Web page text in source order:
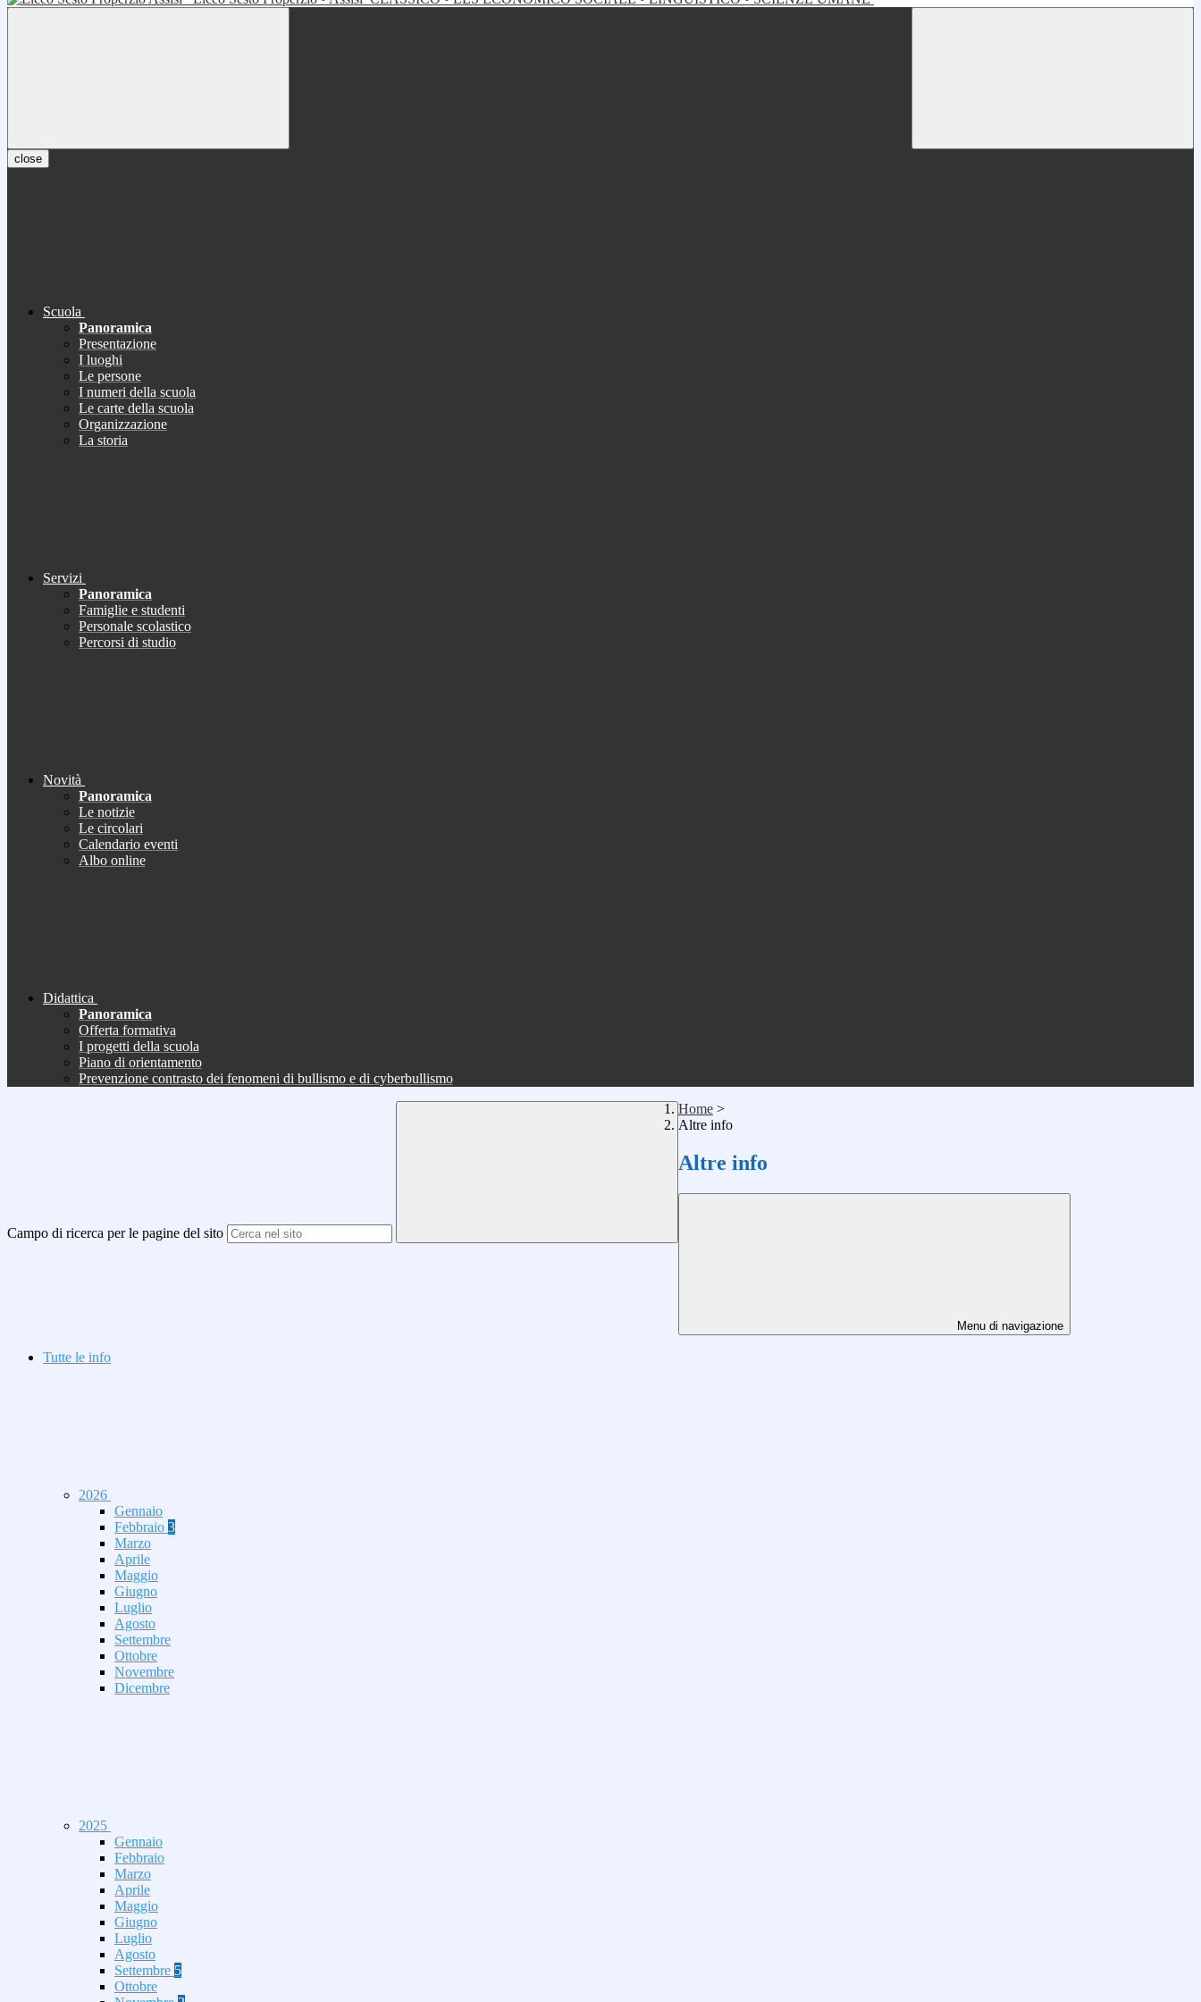
close
Scuola
Panoramica
Presentazione
I luoghi
Le persone
I numeri della scuola
Le carte della scuola
Organizzazione
La storia
Servizi
Panoramica
Famiglie e studenti
Personale scolastico
Percorsi di studio
Novità
Panoramica
Le notizie
Le circolari
Calendario eventi
Albo online
Didattica
Panoramica
Offerta formativa
I progetti della scuola
Piano di orientamento
Prevenzione contrasto dei fenomeni di bullismo e di cyberbullismo
Campo di ricerca per le pagine del sito
Home >
Altre info
Altre info
Menu di navigazione
Tutte le info
2026
Gennaio
Febbraio 3
Marzo
Aprile
Maggio
Giugno
Luglio
Agosto
Settembre
Ottobre
Novembre
Dicembre
2025
Gennaio
Febbraio
Marzo
Aprile
Maggio
Giugno
Luglio
Agosto
Settembre 5
Ottobre